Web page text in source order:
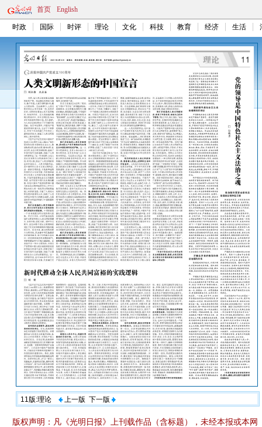
首页 English
时政 国际 时评 理论 文化 科技 教育 经济 生活
11版:理论 上一版 下一版
版权声明：凡《光明日报》上刊载作品（含标题），未经本报或本网